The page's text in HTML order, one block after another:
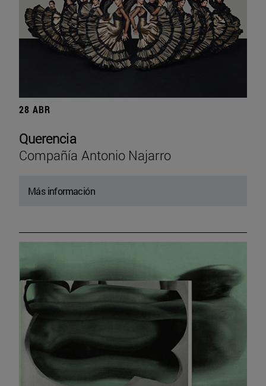
28 ABR
Querencia
Compañía Antonio Najarro
Más información